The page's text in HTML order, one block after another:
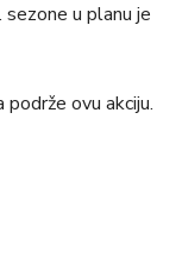
u planu je
ovu akciju.